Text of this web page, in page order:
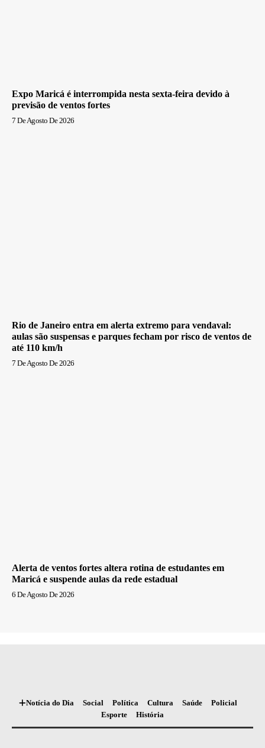
Expo Maricá é interrompida nesta sexta-feira devido à
previsão de ventos fortes
7 De Agosto De 2026
Rio de Janeiro entra em alerta extremo para vendaval:
aulas são suspensas e parques fecham por risco de ventos de
até 110 km/h
7 De Agosto De 2026
Alerta de ventos fortes altera rotina de estudantes em
Maricá e suspende aulas da rede estadual
6 De Agosto De 2026
Notícia do Dia Social Política Cultura Saúde
Policial
Esporte
História